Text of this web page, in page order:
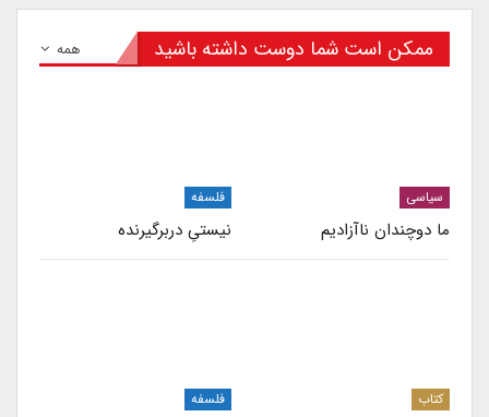
همه ممکن است شما دوست داشته باشید
سیاسی
ما دوچندان ناآزادیم
فلسفه
نیستیِ دربرگیرنده
کتاب فلسفه